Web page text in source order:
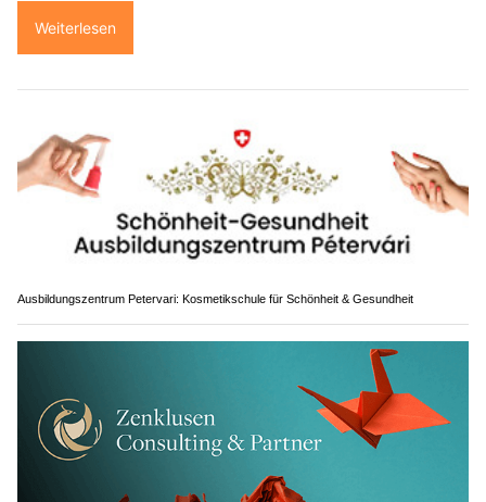
Weiterlesen
Ausbildungszentrum Petervari: Kosmetikschule für Schönheit & Gesundheit